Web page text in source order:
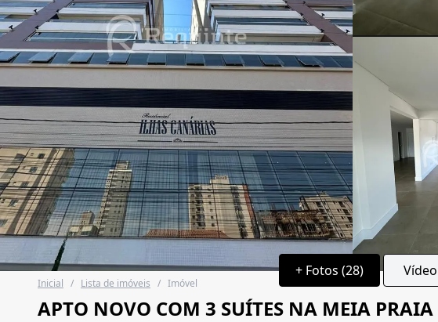
+ Fotos (28) Vídeo
Inicial / Lista de imóveis / Imóvel
APTO NOVO COM 3 SUÍTES NA MEIA